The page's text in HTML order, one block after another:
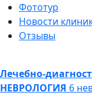
Фототур
Новости
Отзывы
Лечебно-
НЕВРОЛОГИЯ 6